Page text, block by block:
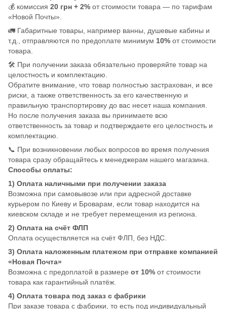
💰 комиссия 20 грн + 2% от стоимости товара — по тарифам
«Новой Почты».
🚛 Габаритные товары, например ванны, душевые кабины и
т.д., отправляются по предоплате минимум 10% от стоимости
товара.
🛠️ При получении заказа обязательно проверяйте товар на
целостность и комплектацию.
Обратите внимание, что товар полностью застрахован, и все
риски, а также ответственность за его качественную и
правильную транспортировку до вас несет наша компания.
Но после получения заказа вы принимаете всю
ответственность за товар и подтверждаете его целостность и
комплектацию.
📞 При возникновении любых вопросов во время получения
товара сразу обращайтесь к менеджерам нашего магазина.
Способы оплаты:
1) Оплата наличными при получении заказа
Возможна при самовывозе или при адресной доставке
курьером по Киеву и Броварам, если товар находится на
киевском складе и не требует перемещения из региона.
2) Оплата на счёт ФЛП
Оплата осуществляется на счёт ФЛП, без НДС.
3) Оплата наложенным платежом при отправке компанией
«Новая Почта»
Возможна с предоплатой в размере от 10% от стоимости
товара как гарантийный платёж.
4) Оплата товара под заказ с фабрики
При заказе товара с фабрики, то есть под индивидуальный